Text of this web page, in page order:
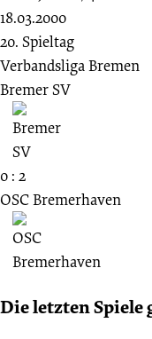
18.03.2000
20. Spieltag
Verbandsliga Bremen
Bremer SV
0 : 2
OSC Bremerhaven
Die letzten Spiele